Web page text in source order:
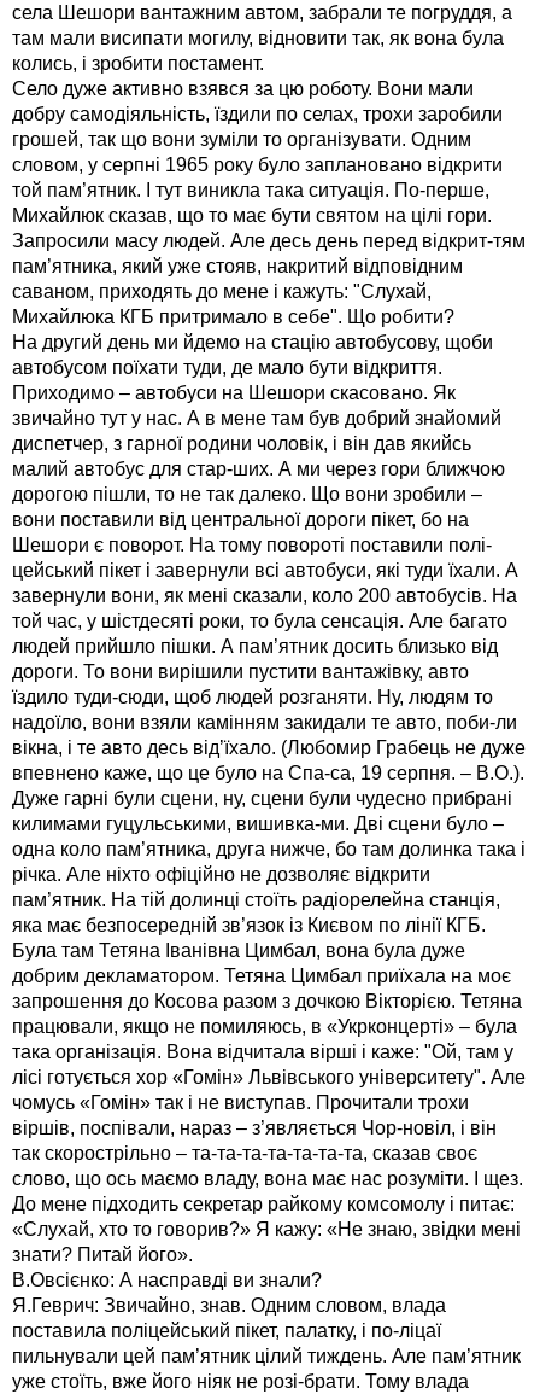
села Шешори вантажним автом, забрали те погруддя, а
там мали висипати могилу, відновити так, як вона була
колись, і зробити постамент.
Село дуже активно взявся за цю роботу. Вони мали
добру самодіяльність, їздили по селах, трохи заробили
грошей, так що вони зуміли то організувати. Одним
словом, у серпні 1965 року було заплановано відкрити
той пам’ятник. І тут виникла така ситуація. По-перше,
Михайлюк сказав, що то має бути святом на цілі гори.
Запросили масу людей. Але десь день перед відкрит-тям
пам’ятника, який уже стояв, накритий відповідним
саваном, приходять до мене і кажуть: "Слухай,
Михайлюка КГБ притримало в себе". Що робити?
На другий день ми йдемо на стацію автобусову, щоби
автобусом поїхати туди, де мало бути відкриття.
Приходимо – автобуси на Шешори скасовано. Як
звичайно тут у нас. А в мене там був добрий знайомий
диспетчер, з гарної родини чоловік, і він дав якийсь
малий автобус для стар-ших. А ми через гори ближчою
дорогою пішли, то не так далеко. Що вони зробили –
вони поставили від центральної дороги пікет, бо на
Шешори є поворот. На тому повороті поставили полі-
цейський пікет і завернули всі автобуси, які туди їхали. А
завернули вони, як мені сказали, коло 200 автобусів. На
той час, у шістдесяті роки, то була сенсація. Але багато
людей прийшло пішки. А пам’ятник досить близько від
дороги. То вони вирішили пустити вантажівку, авто
їздило туди-сюди, щоб людей розганяти. Ну, людям то
надоїло, вони взяли камінням закидали те авто, поби-ли
вікна, і те авто десь від’їхало. (Любомир Грабець не дуже
впевнено каже, що це було на Спа-са, 19 серпня. – В.О.).
Дуже гарні були сцени, ну, сцени були чудесно прибрані
килимами гуцульськими, вишивка-ми. Дві сцени було –
одна коло пам’ятника, друга нижче, бо там долинка така і
річка. Але ніхто офіційно не дозволяє відкрити
пам’ятник. На тій долинці стоїть радіорелейна станція,
яка має безпосередній зв’язок із Києвом по лінії КГБ.
Була там Тетяна Іванівна Цимбал, вона була дуже
добрим декламатором. Тетяна Цимбал приїхала на моє
запрошення до Косова разом з дочкою Вікторією. Тетяна
працювали, якщо не помиляюсь, в «Укрконцерті» – була
така організація. Вона відчитала вірші і каже: "Ой, там у
лісі готується хор «Гомін» Львівського університету". Але
чомусь «Гомін» так і не виступав. Прочитали трохи
віршів, поспівали, нараз – з’являється Чор-новіл, і він
так скорострільно – та-та-та-та-та-та-та, сказав своє
слово, що ось маємо владу, вона має нас розуміти. І щез.
До мене підходить секретар райкому комсомолу і питає:
«Слухай, хто то говорив?» Я кажу: «Не знаю, звідки мені
знати? Питай його».
В.Овсієнко: А насправді ви знали?
Я.Геврич: Звичайно, знав. Одним словом, влада
поставила поліцейський пікет, палатку, і по-ліцаї
пильнували цей пам’ятник цілий тиждень. Але пам’ятник
уже стоїть, вже його ніяк не розі-брати. Тому влада